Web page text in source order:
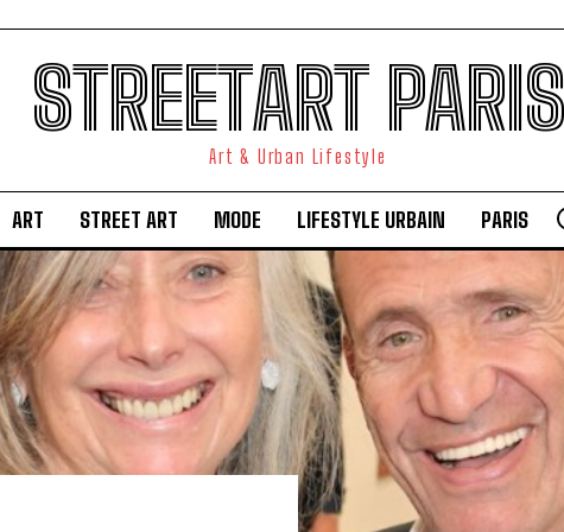
STREETART PARIS
Art & Urban Lifestyle
ART STREET ART MODE LIFESTYLE URBAIN PARIS